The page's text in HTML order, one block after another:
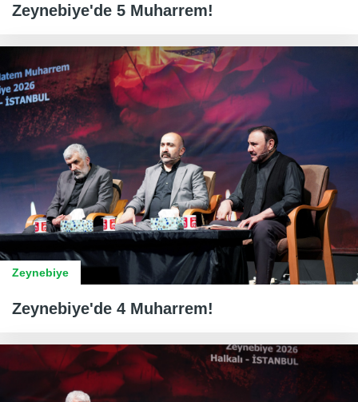
Zeynebiye'de 5 Muharrem!
Zeynebiye
Zeynebiye'de 4 Muharrem!